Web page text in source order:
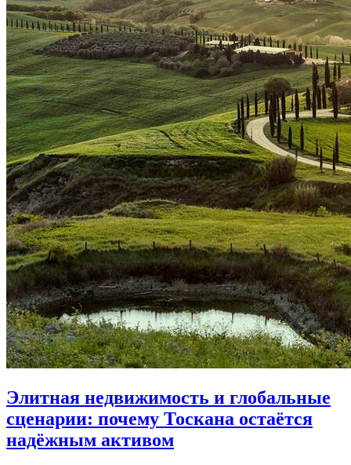
Элитная недвижимость и глобальные
сценарии: почему Тоскана остаётся
надёжным активом